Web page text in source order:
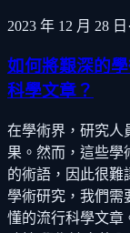
2023 年 12 月 28 日 ·
如何將艱深的
科學文章？
在學術界，研究人
果。然而，這些學
的術語，因此很難
學術研究，我們需
懂的流行科學文章